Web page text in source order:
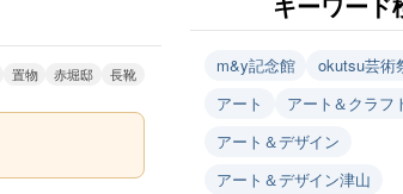
置物 赤堀邸 長靴 m&y記念館 okutsu芸術
アート
アート＆クラフ
アート＆デザイン
アート＆デザイン津山